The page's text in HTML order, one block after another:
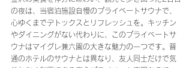
の夜は、当宿泊施設自慢のプライベートサウナで、
心ゆくまでデトックスとリフレッシュを。キッチン
やダイニングがない代わりに、このプライベートサ
ウナはマイグレ兼六園の大きな魅力の一つです。普
通のホテルのサウナとは異なり、友人同士だけで気